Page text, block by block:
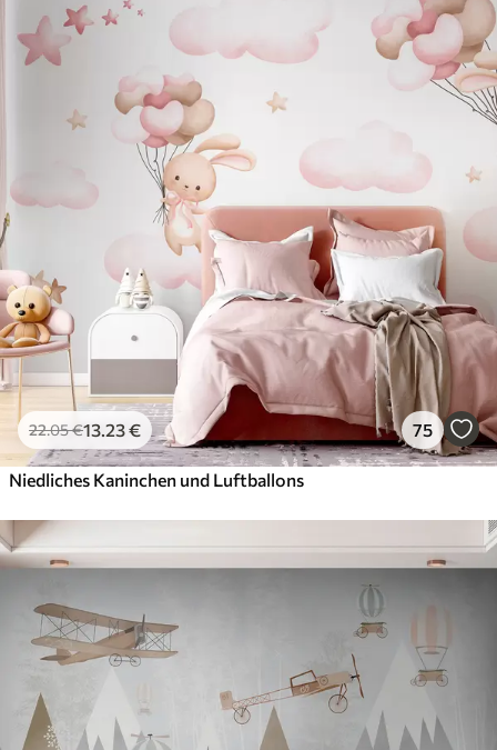
22.05€13 .23€ 75
Niedliches Kaninchen und Luftballons